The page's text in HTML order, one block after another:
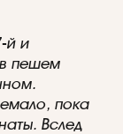
й и
пешем
пока
Вслед